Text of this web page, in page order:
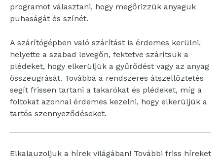
programot választani, hogy megőrizzük anyaguk
puhaságát és színét.
A szárítógépben való szárítást is érdemes kerülni,
helyette a szabad levegőn, fektetve szárítsuk a
plédeket, hogy elkerüljük a gyűrődést vagy az anyag
összeugrását. Továbbá a rendszeres átszellőztetés
segít frissen tartani a takarókat és plédeket, míg a
foltokat azonnal érdemes kezelni, hogy elkerüljük a
tartós szennyeződéseket.
Elkalauzoljuk a hírek világában! További friss híreket